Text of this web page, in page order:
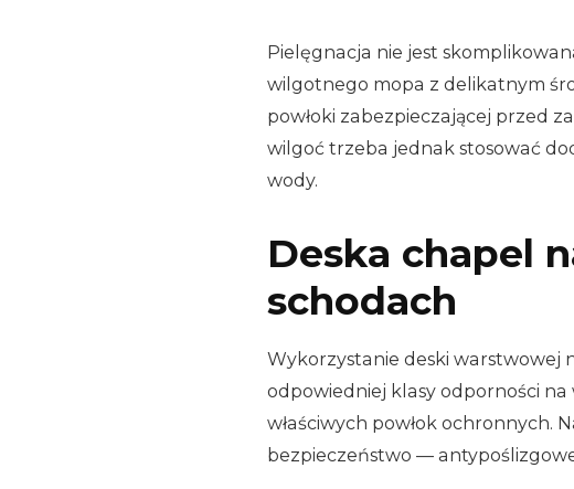
Pielęgnacja nie jest
wilgotnego mopa z delikatnym
powłoki zabezpieczającej przed
wilgoć trzeba jednak stosować
wody.
Deska chapel
schodach
Wykorzystanie deski warstwowej
odpowiedniej klasy odporności
właściwych powłok ochronnych.
bezpieczeństwo —